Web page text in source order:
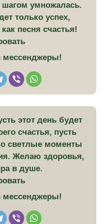
умножалась.
только успех,
песня счастья!
мессенджеры!
этот день будет
счастья, пусть
светлые моменты
Желаю здоровья,
в душе.
мессенджеры!